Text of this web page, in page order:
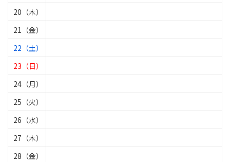
20（木）
21（金）
22（土）
23（日）
24（月）
25（火）
26（水）
27（木）
28（金）